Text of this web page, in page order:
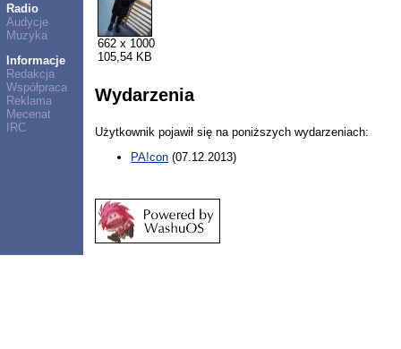
Radio
Audycje
Muzyka
Informacje
Redakcja
Współpraca
Reklama
Mecenat
IRC
662 x 1000
105,54 KB
Wydarzenia
Użytkownik pojawił się na poniższych wydarzeniach:
PA!con (07.12.2013)